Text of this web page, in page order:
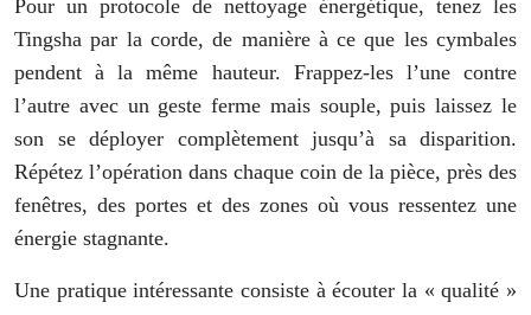
Pour un protocole de nettoyage énergétique, tenez les
Tingsha par la corde, de manière à ce que les cymbales
pendent à la même hauteur. Frappez-les l’une contre
l’autre avec un geste ferme mais souple, puis laissez le
son se déployer complètement jusqu’à sa disparition.
Répétez l’opération dans chaque coin de la pièce, près des
fenêtres, des portes et des zones où vous ressentez une
énergie stagnante.
Une pratique intéressante consiste à écouter la « qualité »